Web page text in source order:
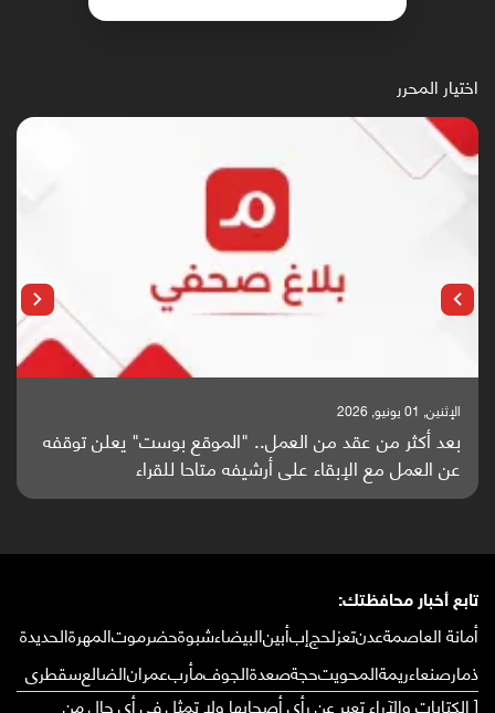
اختيار المحرر
الإثنين, 01 يونيو, 2026
بعد أكثر من عقد من العمل.. "الموقع بوست" يعلن توقفه
عن العمل مع الإبقاء على أرشيفه متاحا للقراء
تابع أخبار محافظتك:
أمانة العاصمةعدنتعزلحجإبأبينالبيضاءشبوةحضرموتالمهرةالحديدة
ذمارصنعاءريمةالمحويتحجةصعدةالجوفمأربعمرانالضالعسقطرى
[ الكتابات والآراء تعبر عن رأي أصحابها ولا تمثل في أي حال من